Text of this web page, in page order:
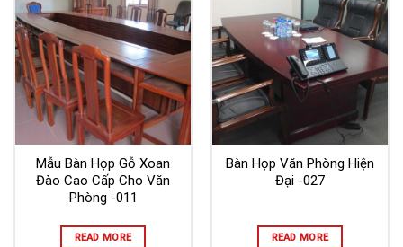
Mẫu Bàn Họp Gỗ Xoan
Đào Cao Cấp Cho Văn
Phòng -011
READ MORE
Bàn Họp Văn Phòng Hiện
Đại -027
READ MORE